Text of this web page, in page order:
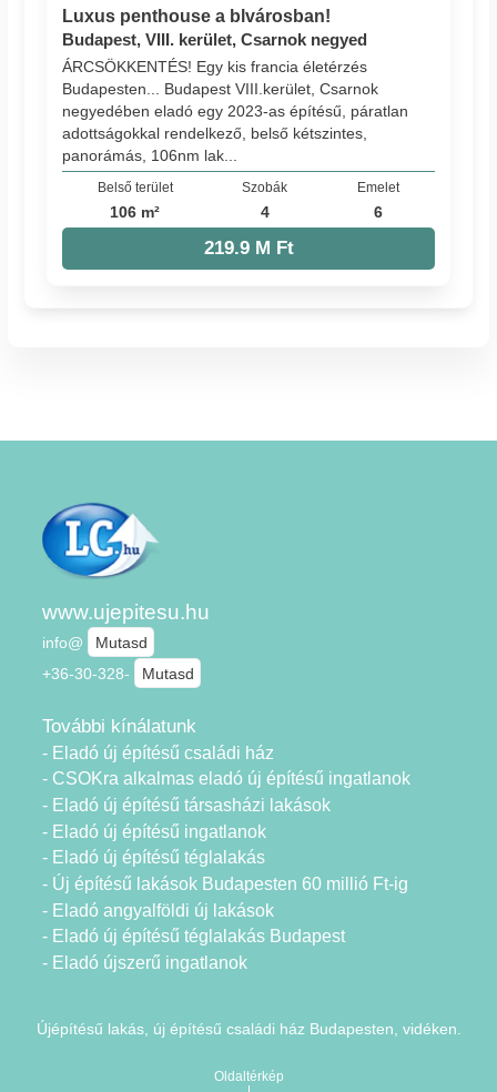
Luxus penthouse a blvárosban!
Budapest, VIII. kerület, Csarnok negyed
ÁRCSÖKKENTÉS! Egy kis francia életérzés
Budapesten... Budapest VIII.kerület, Csarnok
negyedében eladó egy 2023-as építésű, páratlan
adottságokkal rendelkező, belső kétszintes,
panorámás, 106nm lak...
Belső terület
106 m²
Szobák
4
Emelet
6
219.9 M Ft
www.ujepitesu.hu
info@
Mutasd
+36-30-328-
Mutasd
További kínálatunk
- Eladó új építésű családi ház
- CSOKra alkalmas eladó új építésű ingatlanok
- Eladó új építésű társasházi lakások
- Eladó új építésű ingatlanok
- Eladó új építésű téglalakás
- Új építésű lakások Budapesten 60 millió Ft-ig
- Eladó angyalföldi új lakások
- Eladó új építésű téglalakás Budapest
- Eladó újszerű ingatlanok
Újépítésű lakás, új építésű családi ház Budapesten, vidéken.
Oldaltérkép